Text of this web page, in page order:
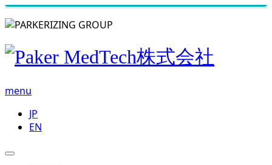
menu
JP
EN